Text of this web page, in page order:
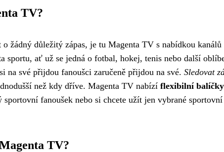
TV?
žádný důležitý zápas, je tu Magenta TV s nabídkou kanálů
sportu, ať už se jedná o fotbal, hokej, tenis nebo další
si na své přijdou fanoušci zaručeně přijdou na své. Sledovat
než kdy dříve. Magenta TV nabízí flexibilní balíčky
fanoušek nebo si chcete užít jen vybrané sportovní
TV?